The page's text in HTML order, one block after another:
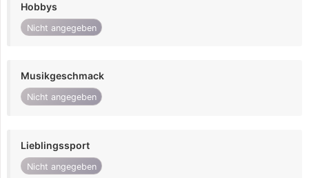
Hobbys
Nicht angegeben
Musikgeschmack
Nicht angegeben
Lieblingssport
Nicht angegeben